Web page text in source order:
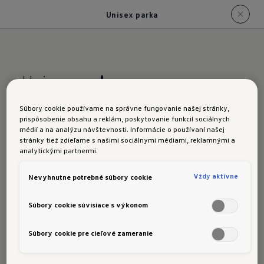
Unisex parka
Unisexparka
cool! Táto unisex parka strednej dĺžky s
prešívaným zateplením a vodoodpudivým
materiálom vás spoľahlivo ochráni pred vetrom
panelové švy vpredu aj vzadu, zatiaľ čo
charakteristické R detaily podčiarkujú jej štýl:
Vrecká s pätkou a klopou s R logo štítkom
Súbory cookie používame na správne fungovanie našej stránky,
prispôsobenie obsahu a reklám, poskytovanie funkcií sociálnych
médií a na analýzu návštevnosti. Informácie o používaní našej
stránky tiež zdieľame s našimi sociálnymi médiami, reklamnými a
analytickými partnermi.
Nevyhnutne potrebné súbory cookie Vždy aktívne
Súbory cookie súvisiace s výkonom
Súbory cookie pre cieľové zameranie